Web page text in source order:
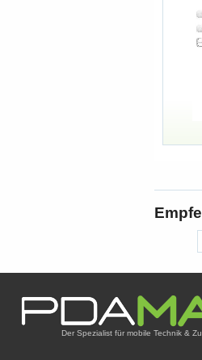
Der Spezialist für mobile Technik &